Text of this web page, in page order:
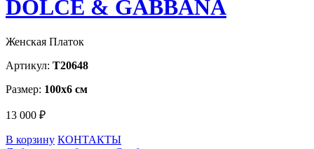
DOLCE & GABBANA
Женская Платок
Артикул: T20648
Размер: 100х6 см
13 000 ₽
В корзину КОНТАКТЫ